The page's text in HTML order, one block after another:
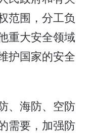
范围，分工负
重大安全领域
护国家的安全
、海防、空防
需要，加强防